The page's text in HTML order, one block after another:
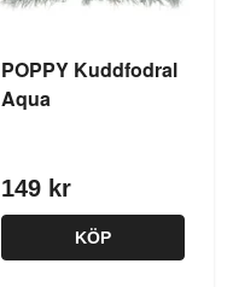
POPPY Kuddfodral
Aqua
149 kr
KÖP